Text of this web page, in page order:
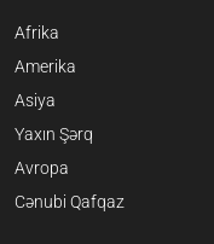
Afrika
Amerika
Asiya
Yaxın Şərq
Avropa
Cənubi Qafqaz